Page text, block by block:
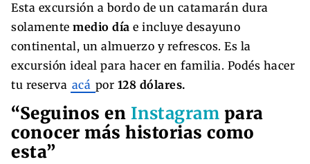
Esta excursión a bordo de un catamarán dura
solamente medio día e incluye desayuno
continental, un almuerzo y refrescos. Es la
excursión ideal para hacer en familia. Podés hacer
tu reserva acá por 128 dólares.
“Seguinos en Instagram para
conocer más historias como
esta”